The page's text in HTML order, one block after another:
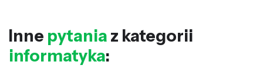
Inne pytania z kategorii
informatyka: